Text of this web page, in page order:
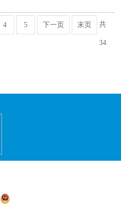
4 5 下一页 末页 共
34